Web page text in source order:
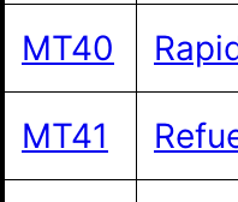
MT40
MT41